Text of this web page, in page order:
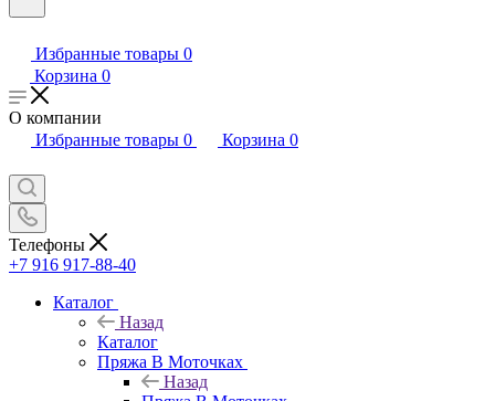
Избранные товары 0
Корзина 0
О компании
Избранные товары 0 Корзина 0
Телефоны
+7 916 917-88-40
Каталог
Назад
Каталог
Пряжа В Моточках
Назад